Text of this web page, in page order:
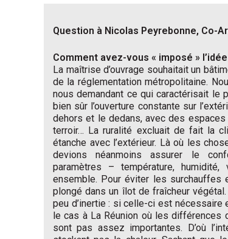
Question à Nicolas Peyrebonne, Co-
Comment avez-vous « imposé »
La maîtrise d’ouvrage souhaitait un
de la réglementation métropolitaine.
nous demandant ce qui caractérisait le
bien sûr l’ouverture constante sur
dehors et le dedans, avec des
terroir… La ruralité excluait de fait la
étanche avec l’extérieur. Là où les
devions néanmoins assurer le
paramètres – température,
ensemble. Pour éviter les surchauffes
plongé dans un îlot de fraîcheur
peu d’inertie : si celle-ci est nécessaire
le cas à La Réunion où les différences
sont pas assez importantes. D’où